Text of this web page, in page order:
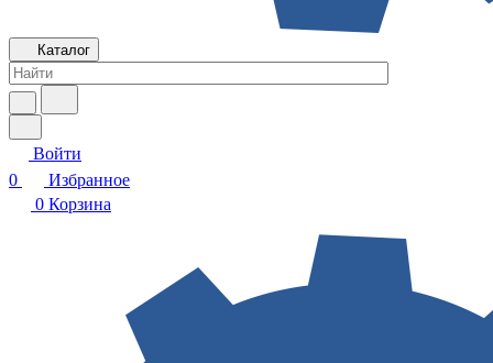
Каталог
Войти
0
Избранное
0 Корзина